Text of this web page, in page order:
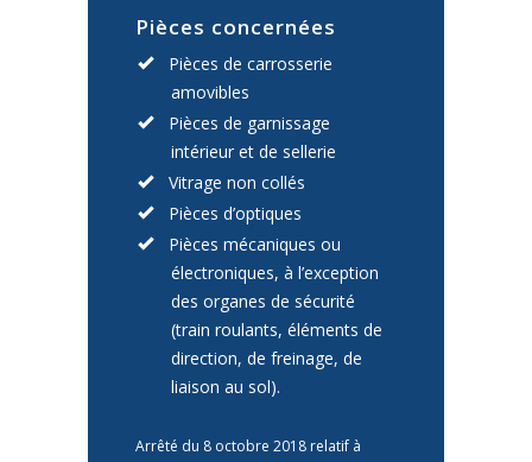
Pièces concernées
Pièces de carrosserie
amovibles
Pièces de garnissage
intérieur et de sellerie
Vitrage non collés
Pièces d’optiques
Pièces mécaniques ou
électroniques, à l’exception
des organes de sécurité
(train roulants, éléments de
direction, de freinage, de
liaison au sol).
Arrêté du 8 octobre 2018 relatif à